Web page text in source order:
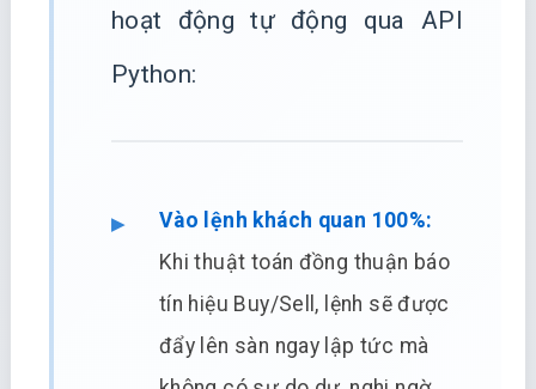
hoạt động tự động qua API
Python:
Vào lệnh khách quan 100%:
Khi thuật toán đồng thuận báo
tín hiệu Buy/Sell, lệnh sẽ được
đẩy lên sàn ngay lập tức mà